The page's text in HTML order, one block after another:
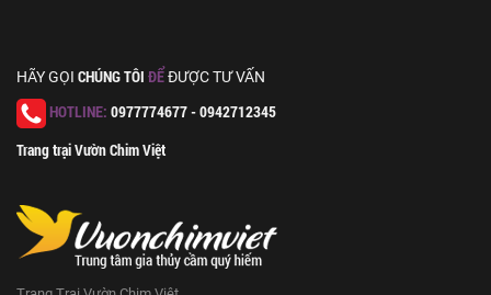
HÃY GỌI CHÚNG TÔI ĐỂĐƯỢC TƯ VẤN
HOTLINE: 0977774677 - 0942712345
Trang trại Vườn Chim Việt